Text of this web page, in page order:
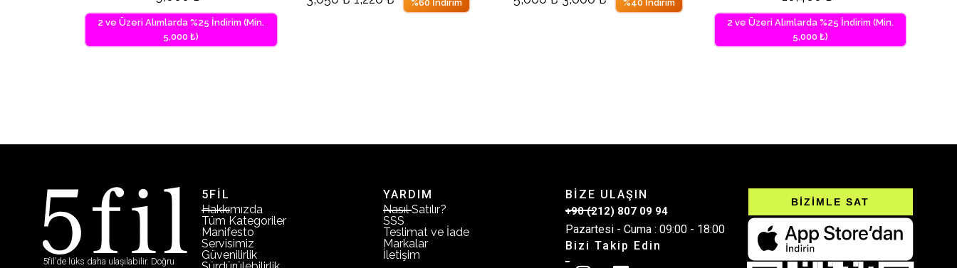
2 ve Üzeri Alımlarda %25 İndirim (Min.
5,000 ₺)
%60 İndirim %40 İndirim
2 ve Üzeri Alımlarda %25 İndirim (Min.
5,000 ₺)
5fil’de lüks daha ulaşılabilir. Doğru
5FİL
Hakkımızda
Tüm Kategoriler
Manifesto
Servisimiz
Güvenilirlik
YARDIM
Nasıl Satılır?
SSS
Teslimat ve İade
Markalar
İletişim
BİZE ULAŞIN
+90 (212) 807 09 94
Pazartesi - Cuma : 09:00 - 18:00
Bizi Takip Edin
BİZİMLE SAT